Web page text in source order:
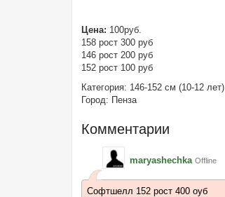
Цена: 100руб.
158 рост 300 руб
146 рост 200 руб
152 рост 100 руб
Категория: 146-152 см (10-12 лет)
Город: Пенза
Комментарии
maryashechka Offline
Софтшелл 152 рост 400 оуб